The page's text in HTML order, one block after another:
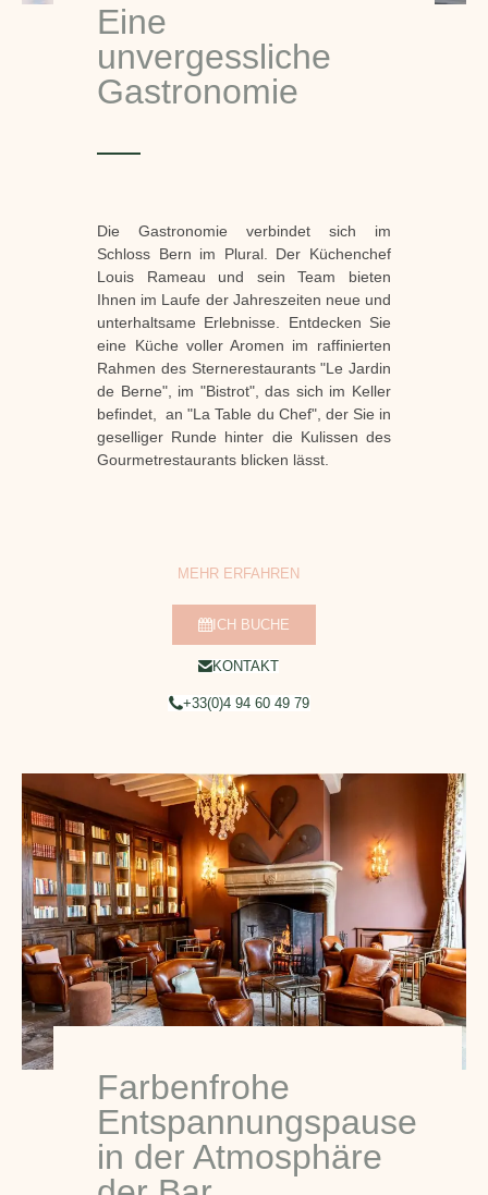
Eine
unvergessliche
Gastronomie
Die Gastronomie verbindet sich im
Schloss Bern im Plural. Der Küchenchef
Louis Rameau und sein Team bieten
Ihnen im Laufe der Jahreszeiten neue und
unterhaltsame Erlebnisse. Entdecken Sie
eine Küche voller Aromen im raffinierten
Rahmen des Sternerestaurants "Le Jardin
de Berne", im "Bistrot", das sich im Keller
befindet,an "La Table du Chef", der Sie in
geselliger Runde hinter die Kulissen des
Gourmetrestaurants blicken lässt.
MEHR ERFAHREN
ICH BUCHE
KONTAKT
+33(0)4 94 60 49 79
Farbenfrohe
Entspannungspause
in der Atmosphäre